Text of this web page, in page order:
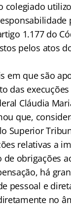
colegiado
1.177 do
pelos atos
em que são
das
Cláudia
que,
Superior
relativas a
obrigações
há
pessoal e
no